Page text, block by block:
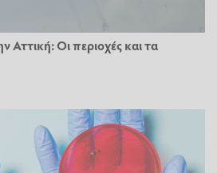
Αττική: Οι περιοχές και τα